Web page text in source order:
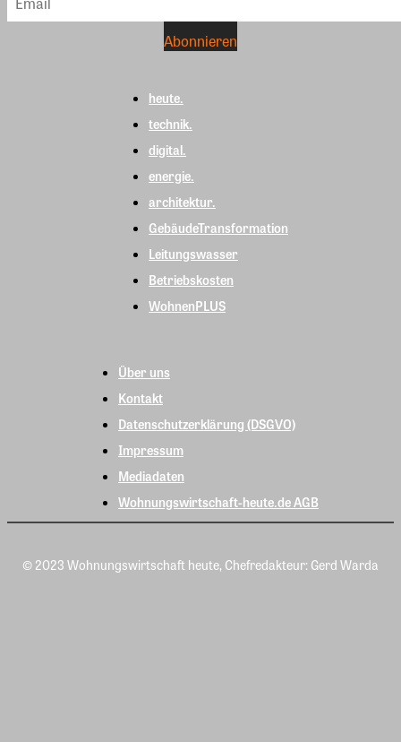
heute.
technik.
digital.
energie.
architektur.
GebäudeTransformation
Leitungswasser
Betriebskosten
WohnenPLUS
Über uns
Kontakt
Datenschutzerklärung (DSGVO)
Impressum
Mediadaten
Wohnungswirtschaft-heute.de AGB
© 2023 Wohnungswirtschaft heute, Chefredakteur: Gerd Warda